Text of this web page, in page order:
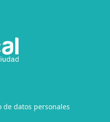
datos personales